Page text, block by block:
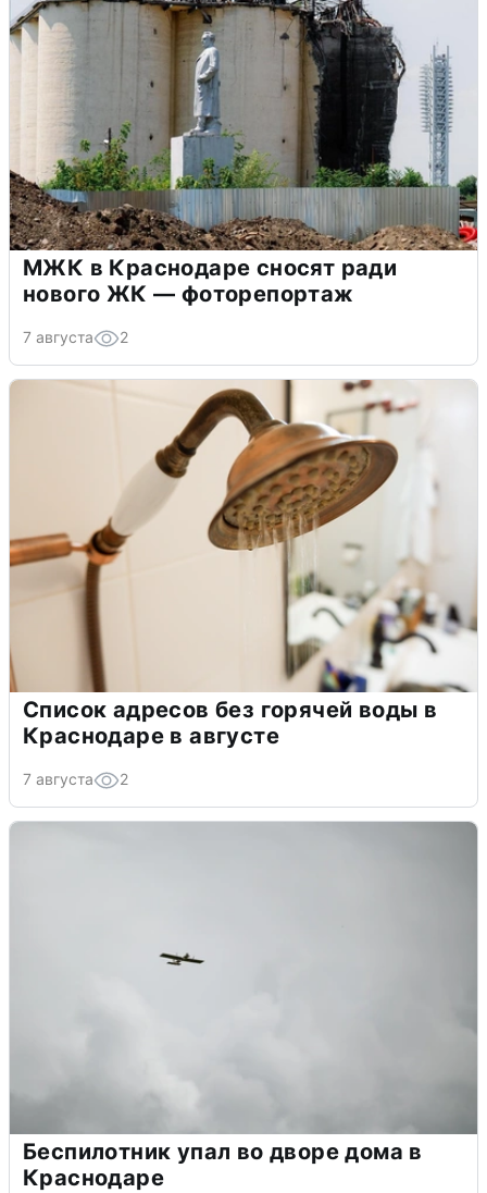
МЖК в Краснодаре сносят ради
нового ЖК — фоторепортаж
7 августа 2
Список адресов без горячей воды в
Краснодаре в августе
7 августа 2
Беспилотник упал во дворе дома в
Краснодаре